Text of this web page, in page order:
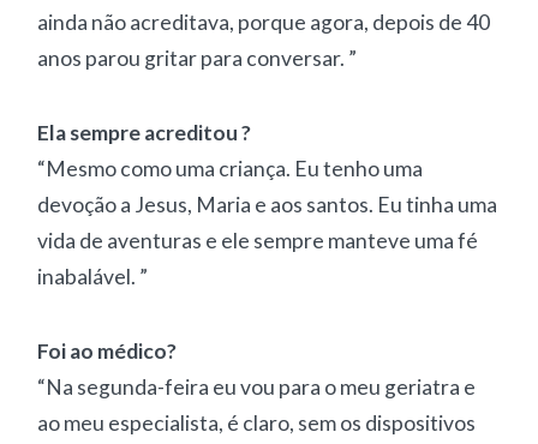
ainda não acreditava, porque agora, depois de 40
anos parou gritar para conversar. ”
Ela sempre acreditou ?
“Mesmo como uma criança. Eu tenho uma
devoção a Jesus, Maria e aos santos. Eu tinha uma
vida de aventuras e ele sempre manteve uma fé
inabalável. ”
Foi ao médico?
“Na segunda-feira eu vou para o meu geriatra e
ao meu especialista, é claro, sem os dispositivos